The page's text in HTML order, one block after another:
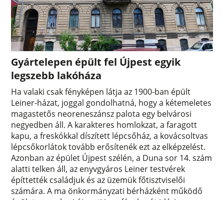
Gyártelepen épült fel Újpest egyik
legszebb lakóháza
Ha valaki csak fényképen látja az 1900-ban épült
Leiner-házat, joggal gondolhatná, hogy a kétemeletes
magastetős neoreneszánsz palota egy belvárosi
negyedben áll. A karakteres homlokzat, a faragott
kapu, a freskókkal díszített lépcsőház, a kovácsoltvas
lépcsőkorlátok tovább erősítenék ezt az elképzelést.
Azonban az épület Újpest szélén, a Duna sor 14. szám
alatti telken áll, az enyvgyáros Leiner testvérek
építtették családjuk és az üzemük főtisztviselői
számára. A ma önkormányzati bérházként működő